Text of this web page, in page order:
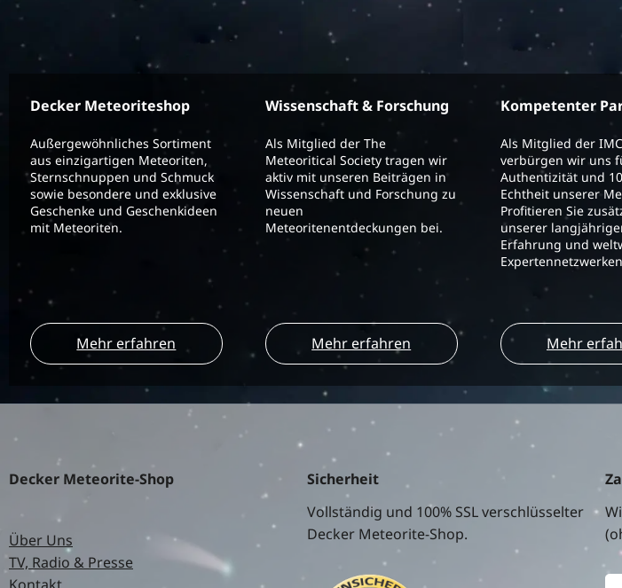
Decker Meteoriteshop
Außergewöhnliches Sortiment
aus einzigartigen Meteoriten,
Sternschnuppen und Schmuck
sowie besondere und exklusive
Geschenke und Geschenkideen
mit Meteoriten.
Mehr erfahren
Wissenschaft & Forschung
Als Mitglied der The
Meteoritical Society tragen wir
aktiv mit unseren Beiträgen in
Wissenschaft und Forschung zu
neuen
Meteoritenentdeckungen bei.
Mehr erfahren
Kompetenter
Als Mitglied der
verbürgen wir uns
Authentizität und
Echtheit unserer
Profitieren Sie
unserer
Erfahrung und
Mehr
Decker Meteorite-Shop
Über Uns
TV, Radio & Presse
Sicherheit
Vollständig und 100% SSL verschlüsselter
Decker Meteorite-Shop.